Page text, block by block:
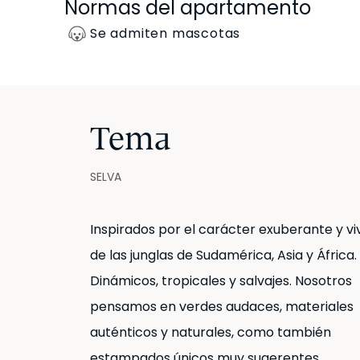
Normas del apartamento
Se admiten mascotas
Tema
SELVA
Inspirados por el carácter exuberante y
de las junglas de Sudamérica, Asia y África.
Dinámicos, tropicales y salvajes. Nosotros
pensamos en verdes audaces, materiales
auténticos y naturales, como también